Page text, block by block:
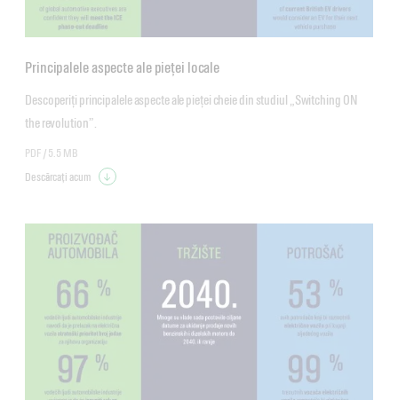
Principalele aspecte ale pieței locale
Descoperiți principalele aspecte ale pieței cheie din studiul „Switching ON
the revolution”.
PDF / 5.5 MB
Descărcați acum